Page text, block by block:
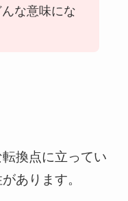
な意味にな
換点に立ってい
あります。